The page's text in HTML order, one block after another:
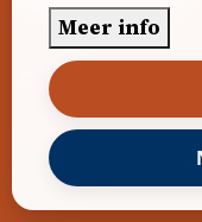
© 2026
|Disclaimer|
Meer info